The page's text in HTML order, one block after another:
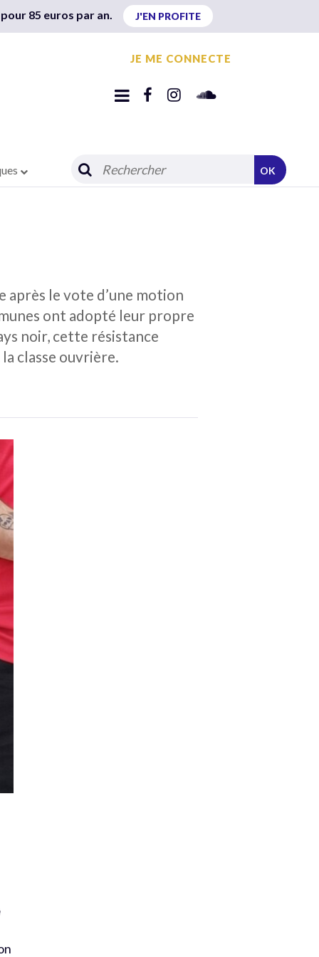
85 euros par an. J'EN PROFITE
JE ME CONNECTE
OK
le vote d’une motion
ont adopté leur propre
noir, cette résistance
classe ouvrière.